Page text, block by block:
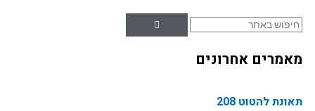
אחרונים
להטוט 208